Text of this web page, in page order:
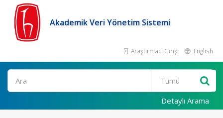
Akademik Veri Yönetim Sistemi
Araştırmacı Girişi English
Ara
Detaylı Arama